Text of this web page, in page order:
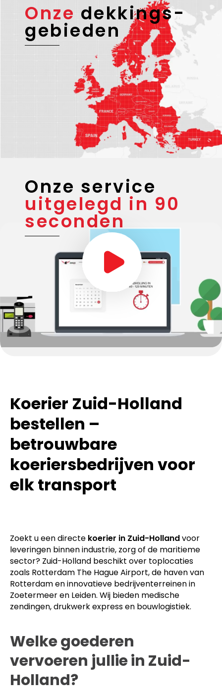
Onze dekkings-
gebieden
Onze service
uitgelegd in 90
seconden
Koerier Zuid-Holland
bestellen –
betrouwbare
koeriersbedrijven voor
elk transport
Zoekt u een directe koerier in Zuid-Hollandvoor
leveringen binnen industrie, zorg of de maritieme
sector? Zuid-Holland beschikt over toplocaties
zoals Rotterdam The Hague Airport, de haven van
Rotterdam en innovatieve bedrijventerreinen in
Zoetermeer en Leiden. Wij bieden medische
zendingen, drukwerk express en bouwlogistiek.
Welke goederen
vervoeren jullie in Zuid-
Holland?